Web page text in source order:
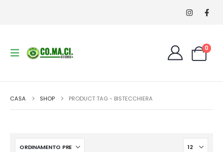
0
CASA SHOP PRODUCT TAG - BISTECCHIERA